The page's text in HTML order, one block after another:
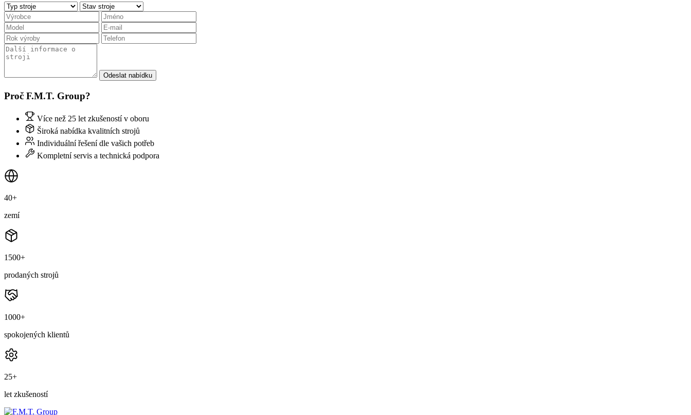
Odeslat nabídku
Proč F.M.T. Group?
Více než 25 let zkušeností v oboru
Široká nabídka kvalitních strojů
Individuální řešení dle vašich potřeb
Kompletní servis a technická podpora
40+
zemí
1500+
prodaných strojů
1000+
spokojených klientů
25+
let zkušeností